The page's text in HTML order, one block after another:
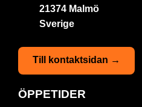
21374 Malmö
Sverige
Till kontaktsidan →
ÖPPETIDER